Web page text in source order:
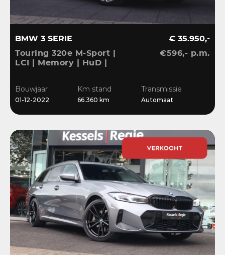
BMW 3 SERIE
Touring 320e M-Sport |
LCI | Memory | HuD |
Stoelverwarming
€ 35.950,-
€596,- p.m.
Bouwjaar
01-12-2022
Km stand
66.360 km
Transmissie
Automaat